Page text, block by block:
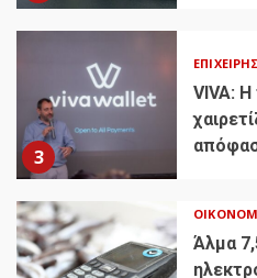
3
VIVA:
Άλμα